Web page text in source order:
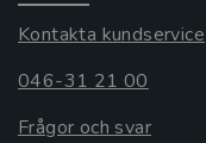
Kontakta kundservice
046-31 21 00
Frågor och svar